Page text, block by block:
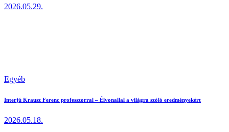
2026.05.29.
Egyéb
Interjú Krausz Ferenc professzorral – Élvonallal a világra szóló eredményekért
2026.05.18.